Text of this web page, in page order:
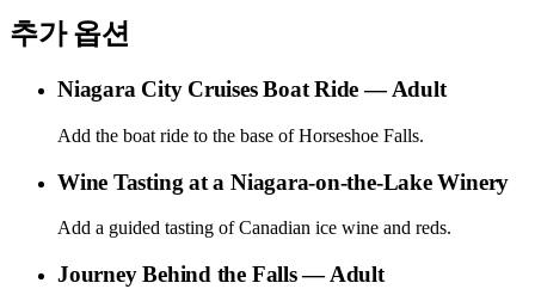
추가 옵션
Niagara City Cruises Boat Ride — Adult
Add the boat ride to the base of Horseshoe Falls.
Wine Tasting at a Niagara-on-the-Lake Winery
Add a guided tasting of Canadian ice wine and reds.
Journey Behind the Falls — Adult